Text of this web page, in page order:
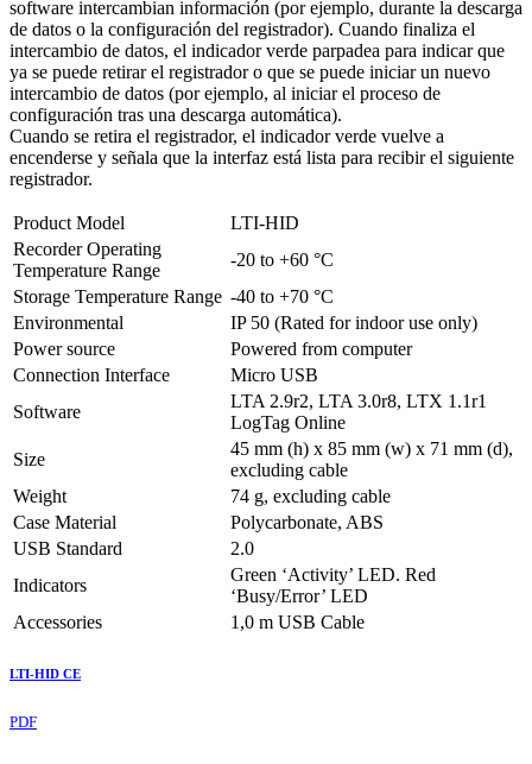
software intercambian información (por ejemplo, durante la descarga
de datos o la configuración del registrador). Cuando finaliza el
intercambio de datos, el indicador verde parpadea para indicar que
ya se puede retirar el registrador o que se puede iniciar un nuevo
intercambio de datos (por ejemplo, al iniciar el proceso de
configuración tras una descarga automática).
Cuando se retira el registrador, el indicador verde vuelve a
encenderse y señala que la interfaz está lista para recibir el siguiente
registrador.
Product Model
LTI-HID
Recorder Operating
Temperature Range
-20 to +60 °C
Storage Temperature Range -40 to +70 °C
Environmental
IP 50 (Rated for indoor use only)
Power source
Powered from computer
Connection Interface
Micro USB
Software
LTA 2.9r2, LTA 3.0r8, LTX 1.1r1
LogTag Online
Size
45 mm (h) x 85 mm (w) x 71 mm (d),
excluding cable
Weight
74 g, excluding cable
Case Material
Polycarbonate, ABS
USB Standard
2.0
Indicators
Green ‘Activity’ LED. Red
‘Busy/Error’ LED
Accessories
1,0 m USB Cable
LTI-HID CE
PDF